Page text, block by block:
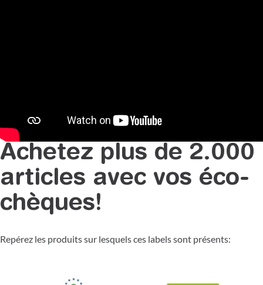
Achetez plus de 2.000
articles avec vos éco-
chèques!
Repérez les produits sur lesquels ces labels sont présents: